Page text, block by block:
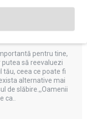
scăzut de
pentru tine,
să reevaluezi
tău, ceea ce poate fi
alternative mai
de slăbire.,,Oamenii